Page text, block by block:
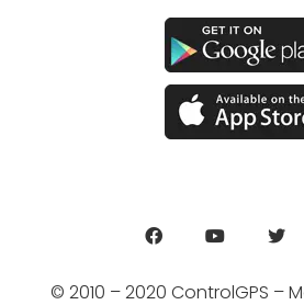
© 2010 – 2020 ControlGPS –